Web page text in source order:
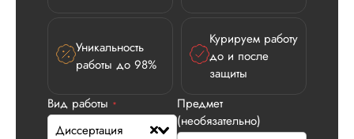
Уникальность
работы до 98%
Курируем работу
до и после
защиты
Вид работы *
Диссертация
Предмет
(необязательно)